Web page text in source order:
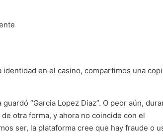
en el casino, compartimos una
“Garcia Lopez Diaz”. O peor aún,
otra forma, y ahora no coincide con el
ser, la plataforma cree que hay fraude o